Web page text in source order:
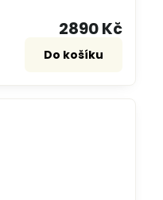
2890 Kč
Do košíku